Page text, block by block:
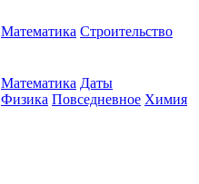
Математика Строительство
Математика Даты
Физика Повседневное Химия